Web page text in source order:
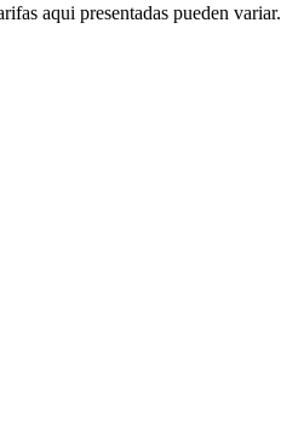
aqui presentadas pueden variar.